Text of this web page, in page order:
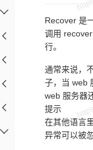
Recover 是
调用
行。
通常来说，
子，当 web
web 服务器
提示
在其他语言
异常可以被